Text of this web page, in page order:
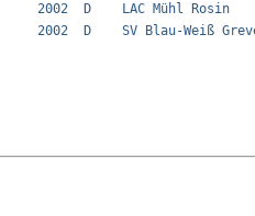
2002  D    LAC Mühl
2002  D    SV Blau-Weiß